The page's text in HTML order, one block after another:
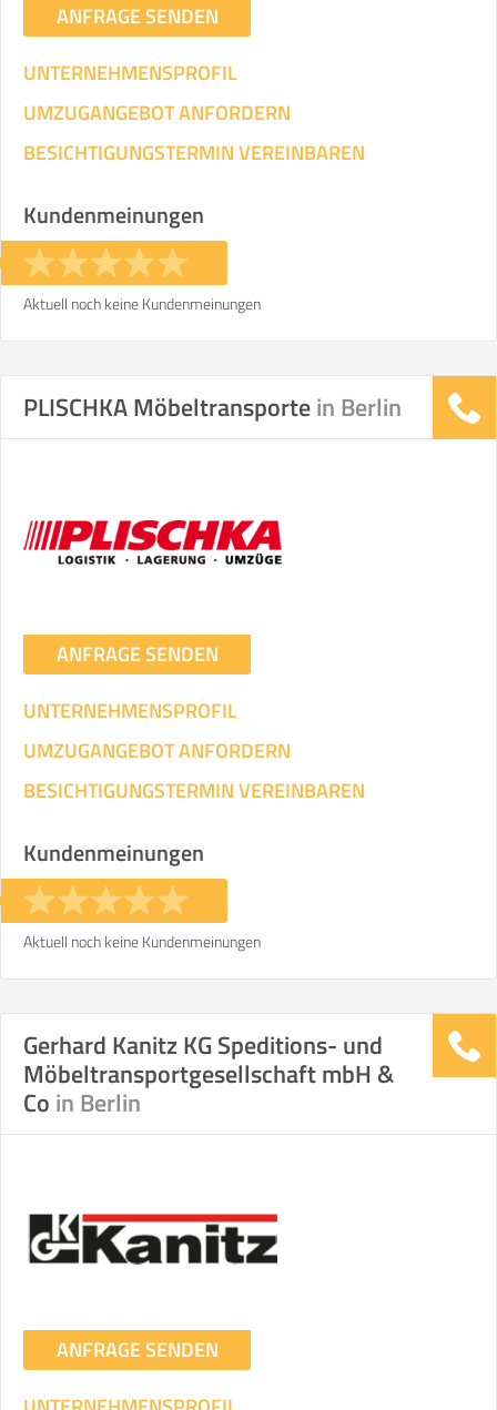
ANFRAGE SENDEN
UNTERNEHMENSPROFIL
UMZUGANGEBOT ANFORDERN
BESICHTIGUNGSTERMIN VEREINBAREN
Kundenmeinungen
Aktuell noch keine Kundenmeinungen
PLISCHKA Möbeltransportein Berlin
ANFRAGE SENDEN
UNTERNEHMENSPROFIL
UMZUGANGEBOT ANFORDERN
BESICHTIGUNGSTERMIN VEREINBAREN
Kundenmeinungen
Aktuell noch keine Kundenmeinungen
Gerhard Kanitz KG Speditions- und
Möbeltransportgesellschaft mbH &
Co in Berlin
ANFRAGE SENDEN